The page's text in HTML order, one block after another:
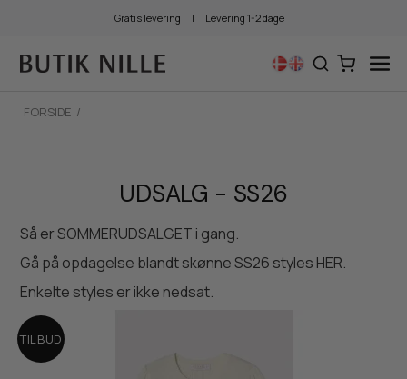
Gratis levering | Levering 1-2 dage
FORSIDE /
UDSALG - SS26
Så er SOMMERUDSALGET i gang.
Gå på opdagelse blandt skønne SS26 styles HER.
Enkelte styles er ikke nedsat.
TILBUD